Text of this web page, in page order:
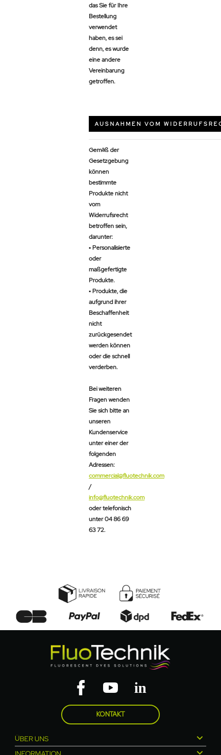
das Sie für Ihre
Bestellung
verwendet
haben, es sei
denn, es wurde
eine andere
Vereinbarung
getroffen.
AUSNAHMEN VOM
Gemäß der
Gesetzgebung
können
bestimmte
Produkte nicht
vom
Widerrufsrecht
betroffen sein,
darunter:
▪ Personalisierte
oder
maßgefertigte
Produkte.
▪ Produkte, die
aufgrund ihrer
Beschaffenheit
nicht
zurückgesendet
werden können
oder die schnell
verderben.
Bei weiteren
Fragen wenden
Sie sich bitte an
unseren
Kundenservice
unter einer der
folgenden
Adressen:
commercial@fluotechnik.com
/
info@fluotechnik.com
oder telefonisch
unter 04 86 69
63 72.
KONTAKT
ÜBER UNS 